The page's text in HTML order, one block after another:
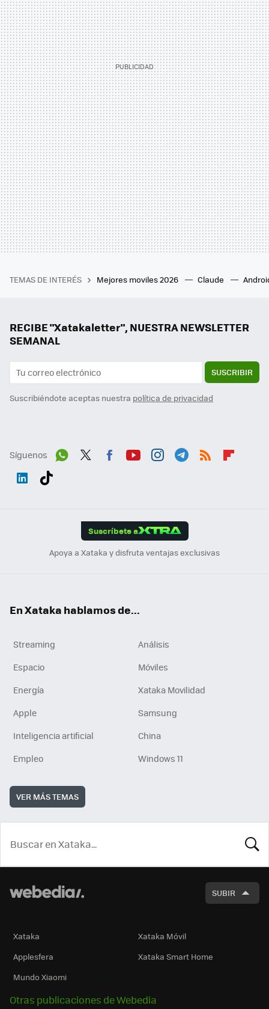
TEMAS DE INTERÉS Mejores moviles 2026 Claude
RECIBE "Xatakaletter", NUESTRA NEWSLETTER
SEMANAL
SUSCRIBIR
Suscribiéndote aceptas nuestra política de privacidad
Síguenos
Suscríbete a
Apoya a Xataka y disfruta ventajas exclusivas
En Xataka hablamos de...
Streaming
Análisis
Espacio
Móviles
Energía
Xataka Movilidad
Apple
Samsung
Inteligencia artificial
China
Empleo
Windows 11
VER MÁS TEMAS
SUBIR
Xataka
Xataka Móvil
Applesfera
Xataka Smart Home
Mundo Xiaomi
Otras publicaciones de Webedia